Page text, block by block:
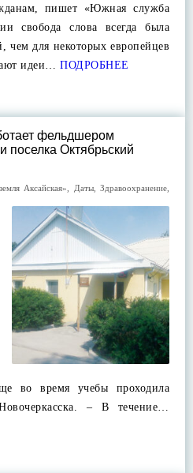
пишет «Южная служба
свобода слова всегда была
чем для некоторых европейцев
идеи… ПОДРОБНЕЕ
фельдшером
поселка Октябрьский
Аксайская» Даты, Здравоохранение
во время учебы проходила
– В течение…